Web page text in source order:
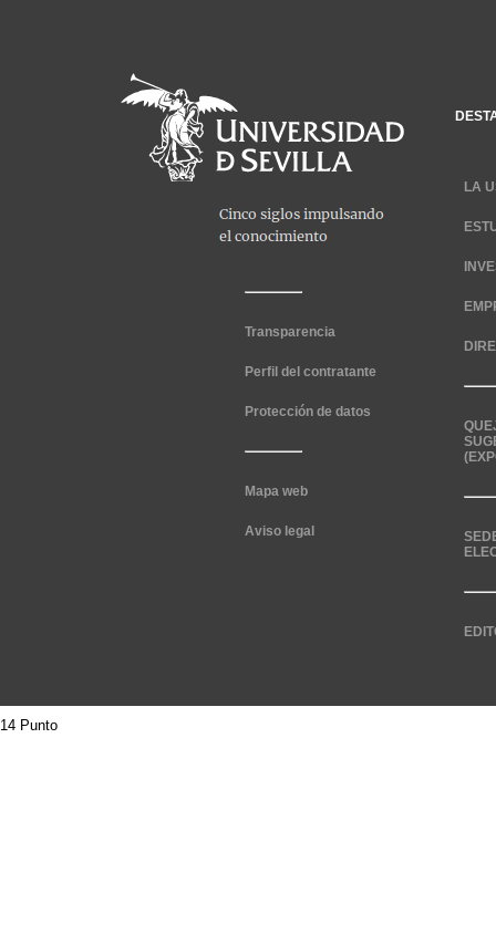
Transparencia
Perfil del contratante
Protección de datos
Mapa web
Aviso legal
LA
14 Punto